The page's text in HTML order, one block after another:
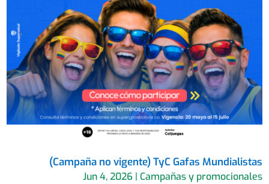
(Campaña no vigente) TyC Gafas Mundialistas
Jun 4, 2026 | Campañas y promocionales